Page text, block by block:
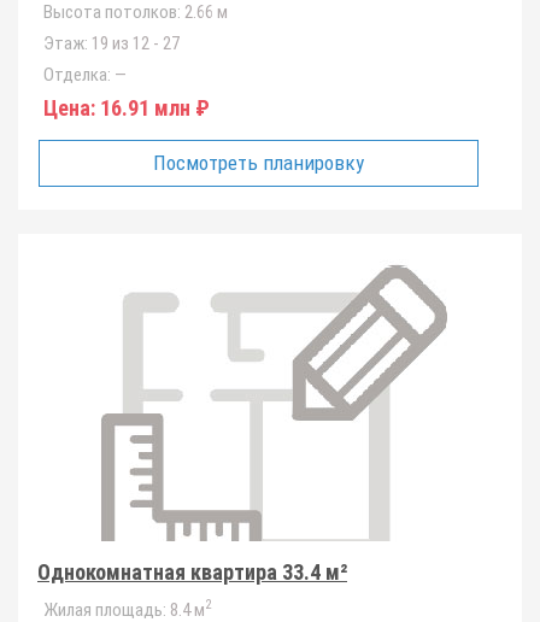
Высота потолков: 2.66 м
Этаж: 19 из 12 - 27
Отделка: —
Цена: 16.91 млн ₽
Посмотреть планировку
Однокомнатная квартира 33.4 м²
Жилая площадь: 8.4 м2